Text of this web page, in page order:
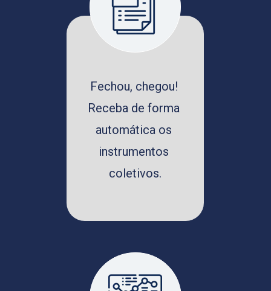
Fechou, chegou!
Receba de forma
automática os
instrumentos
coletivos.